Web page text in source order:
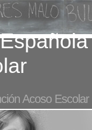
Acoso Escolar